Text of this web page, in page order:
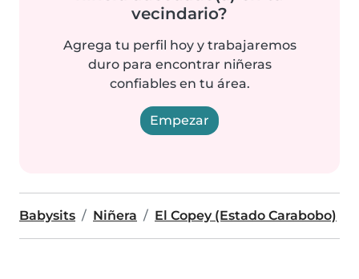
vecindario?
Agrega tu perfil hoy y trabajaremos
duro para encontrar niñeras
confiables en tu área.
Empezar
Babysits Niñera El Copey (Estado Carabobo)